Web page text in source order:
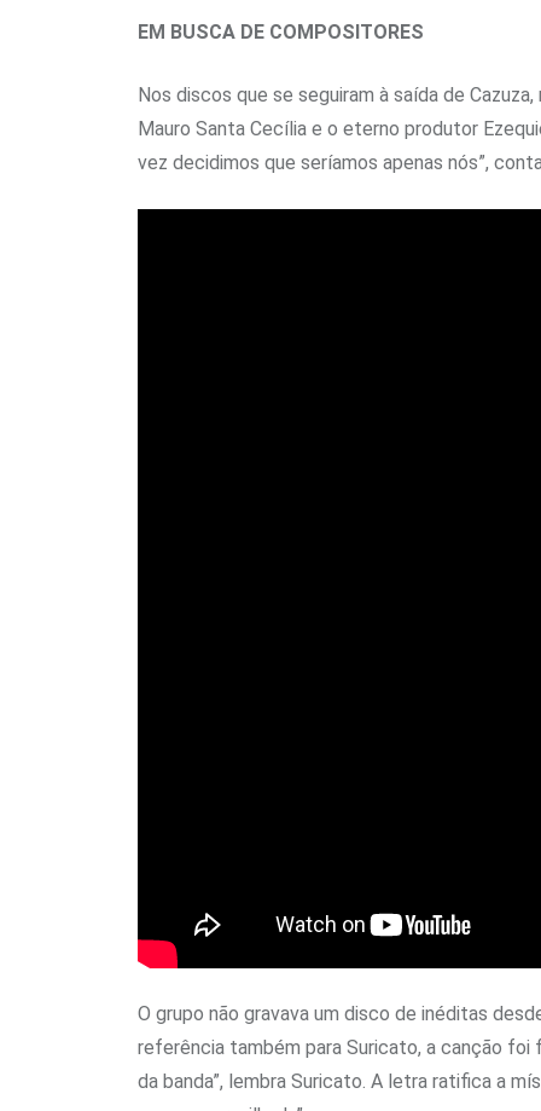
EM BUSCA DE COMPOSITORES
Nos discos que se seguiram à saída de
Mauro Santa Cecília e o eterno produtor
vez decidimos que seríamos apenas nós”,
O grupo não gravava um disco de inéditas
referência também para Suricato, a canção
da banda”, lembra Suricato. A letra ratifica a